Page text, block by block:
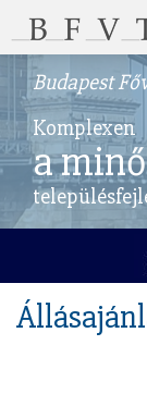
Budapest
Komplexen
a